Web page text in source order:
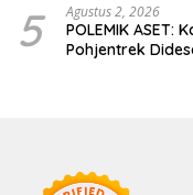
5 Agustus 2, 2026
POLEMIK ASET:
Pohjentrek